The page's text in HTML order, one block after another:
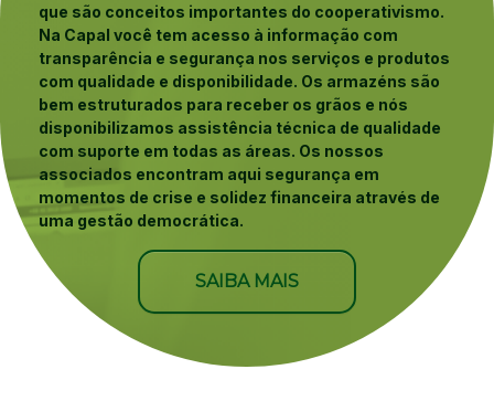
que são conceitos importantes do cooperativismo.
Na Capal você tem acesso à informação com
transparência e segurança nos serviços e produtos
com qualidade e disponibilidade. Os armazéns são
bem estruturados para receber os grãos e nós
disponibilizamos assistência técnica de qualidade
com suporte em todas as áreas. Os nossos
associados encontram aqui segurança em
momentos de crise e solidez financeira através de
uma gestão democrática.
SAIBA MAIS